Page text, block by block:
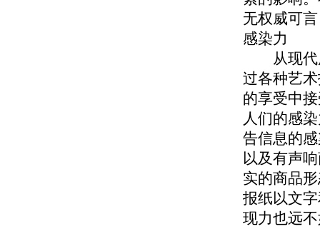
无权威可
感染力
从现代广
过各种艺
的享受中
人们的感
告信息的
以及有声
实的商品
报纸以文
现力也远